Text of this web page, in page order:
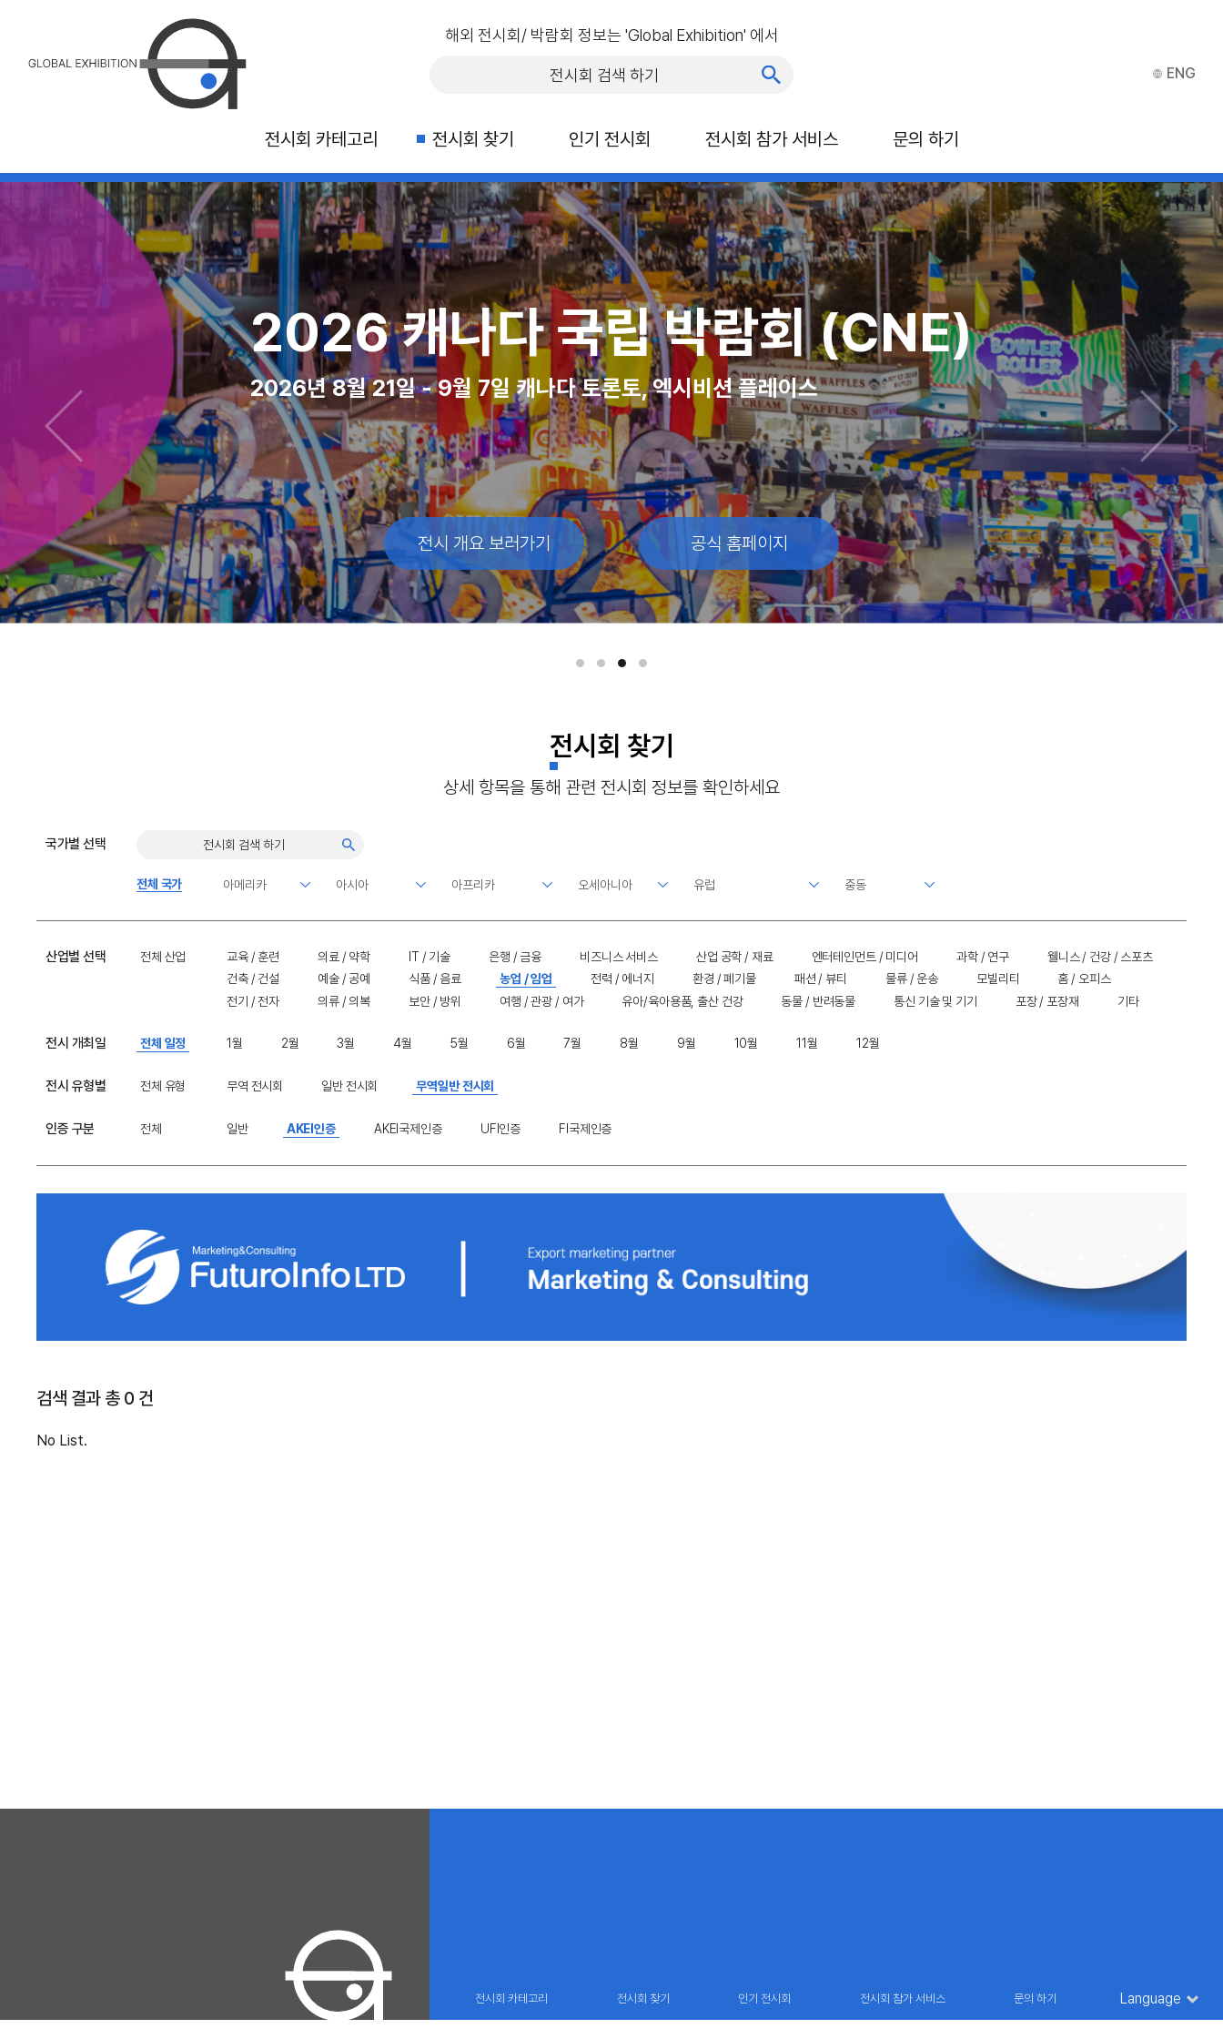
해외 전시회/ 박람회 정보는 'Global Exhibition' 에서
전시회 카테고리 전시회 찾기 인기 전시회 전시회 참가 서비스 문의 하기
ENG
국제 관광 및 여행 박람회(ITTS)
2026년 10월 30일 - 11월 1일, 몬트리올 캐나다
전시 개요 보러가기 공식 홈페이지
2026 MAGIC 라스베가스
2026년 08월 10일 - 12일, 라스베이거스 컨벤션 센터
전시 개요 보러가기 공식 홈페이지
2026 캐나다 국립 박람회 (CNE)
2026년 8월 21일 - 9월 7일 캐나다 토론토, 엑시비션 플레이스
전시 개요 보러가기 공식 홈페이지
2026 ITB 아시아
2026년 10월 21일 - 23일 마리나 베이 샌즈, 싱가포르
전시회 찾기
상세 항목을 통해 관련 전시회 정보를 확인하세요
국가별 선택
전체 국가
산업별 선택 전체 산업 교육 / 훈련 의료 / 약학 IT / 기술 은행 / 금융 비즈니스 서비스 산업 공학 / 재료 엔터테인먼트 / 미디어 과학 / 연구
웰니스 / 건강 / 스포츠
건축 / 건설
예술 / 공예 식품 / 음료 농업 / 임업 전력 / 에너지 환경 / 폐기물 패션 / 뷰티 물류 / 운송 모빌리티
홈 / 오피스
전기 / 전자
의류 / 의복 보안 / 방위 여행 / 관광 / 여가 유아/육아용품, 출산 건강 동물 / 반려동물 통신 기술 및 기기 포장 / 포장재 기타
전시 개최일 전체 일정 1월 2월 3월 4월 5월 6월 7월 8월 9월 10월 11월 12월
전시 유형별 전체 유형 무역 전시회 일반 전시회 무역일반 전시회
인증 구분 전체 일반 AKEI인증 AKEI국제인증 UFI인증 FI국제인증
검색 결과 총 0 건
No List.
전시회 카테고리 전시회 찾기 인기 전시회 전시회 참가 서비스 문의 하기 Language